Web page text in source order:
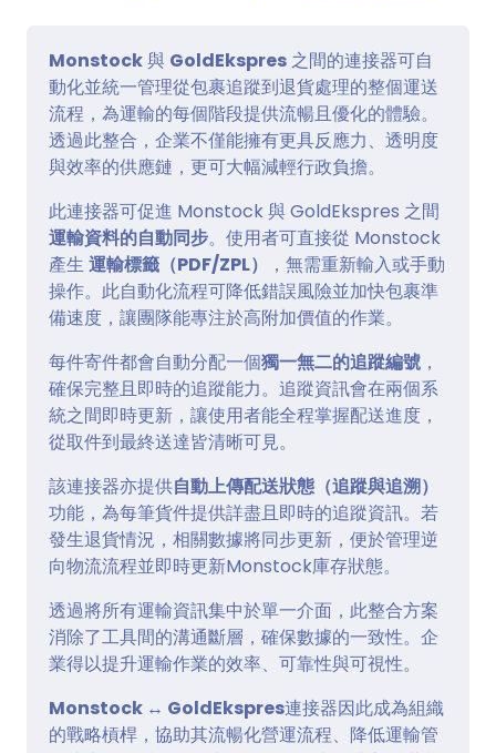
Monstock與 GoldEkspres之間的連接器可自
動化並統一管理從包裹追蹤到退貨處理的整個運送
流程，為運輸的每個階段提供流暢且優化的體驗。
透過此整合，企業不僅能擁有更具反應力、透明度
與效率的供應鏈，更可大幅減輕行政負擔。
此連接器可促進 Monstock 與 GoldEkspres 之間
運輸資料的自動同步。使用者可直接從 Monstock
產生運輸標籤（PDF/ZPL）
，無需重新輸入或手動
操作。此自動化流程可降低錯誤風險並加快包裹準
備速度，讓團隊能專注於高附加價值的作業。
每件寄件都會自動分配一個獨一無二的追蹤編號 ，
確保完整且即時的追蹤能力。追蹤資訊會在兩個系
統之間即時更新，讓使用者能全程掌握配送進度，
從取件到最終送達皆清晰可見。
該連接器亦提供自動上傳配送狀態（追蹤與追溯）
功能，為每筆貨件提供詳盡且即時的追蹤資訊。若
發生退貨情況，相關數據將同步更新，便於管理逆
向物流流程並即時更新Monstock庫存狀態。
透過將所有運輸資訊集中於單一介面，此整合方案
消除了工具間的溝通斷層，確保數據的一致性。企
業得以提升運輸作業的效率、可靠性與可視性。
Monstock ↔ GoldEkspres連接器因此成為組織
的戰略槓桿，協助其流暢化營運流程、降低運輸管